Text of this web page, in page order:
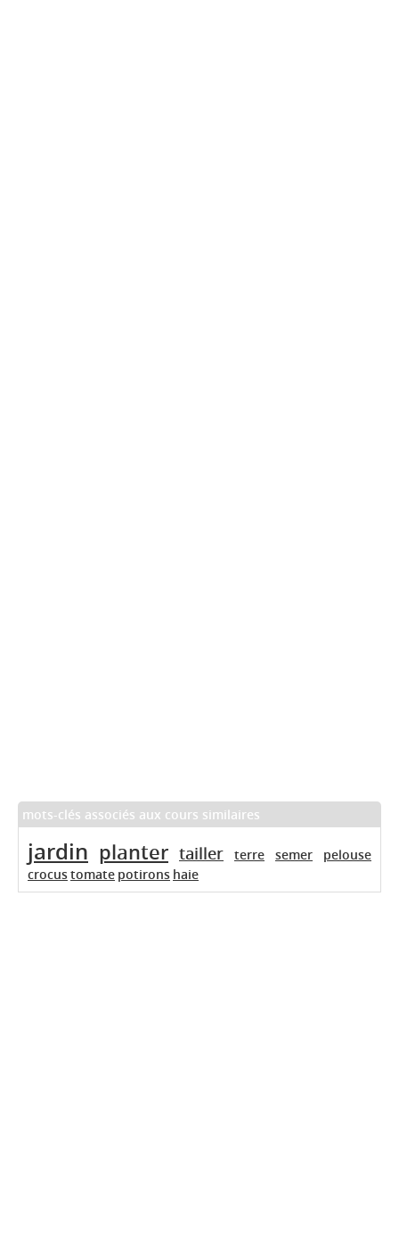
mots-clés associés aux cours similaires
jardin planter tailler terre semer
pelouse
crocustomate potirons haie